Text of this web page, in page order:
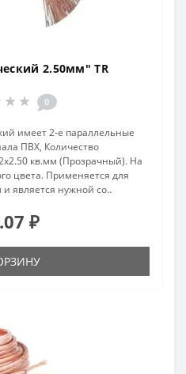
2.50мм" TR
0
имеет 2-е параллельные
ПВХ, Количество
кв.мм (Прозрачный). На
цвета. Применяется для
является нужной со..
₽